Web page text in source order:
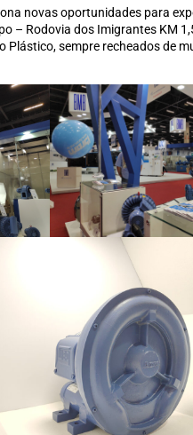
novas oportunidades para
– Rodovia dos Imigrantes KM
sempre recheados de